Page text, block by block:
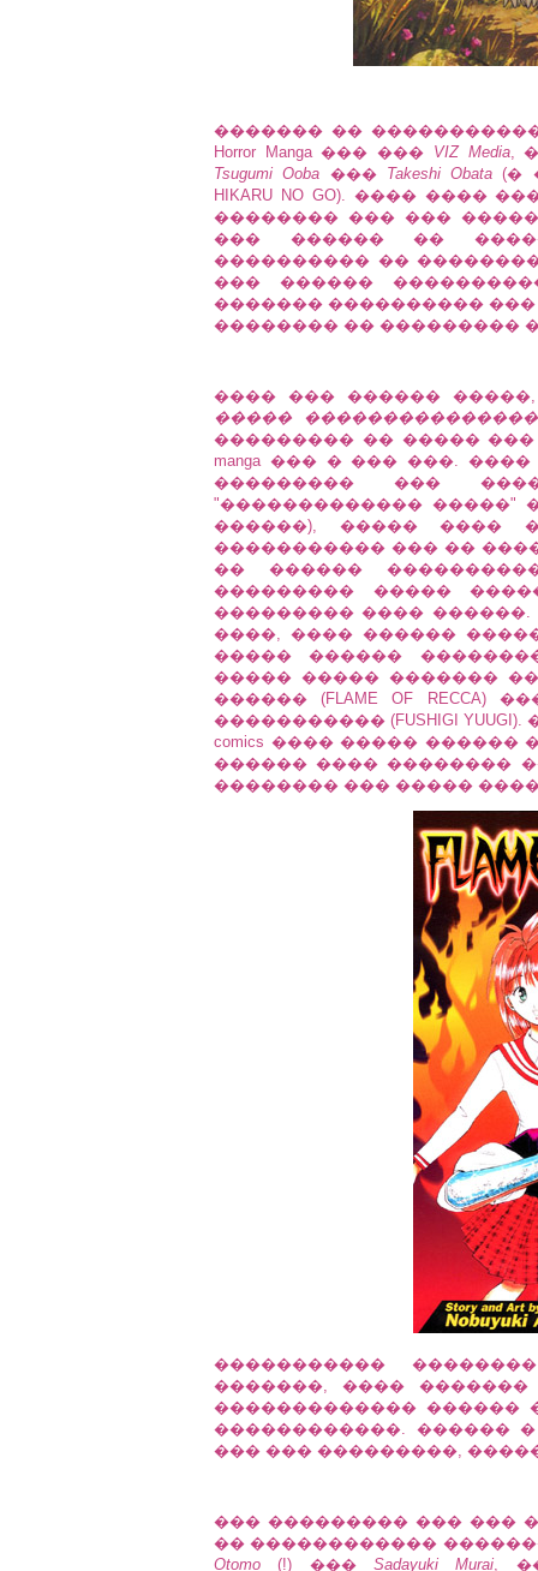
������� ��
Horror Manga ��� ��� VIZ Media,
Tsugumi Ooba ��� Takeshi Obata (�
HIKARU NO GO). ����
�������� ��� ���
��� ������ ��
���������� ��
��� ������
������� ����������
�������� �� ���������
���� ��� ������
�����
��������� �� �����
manga ��� � ��� ���.
��������� ���
"������������� �����"
������), ����� ����
����������� ��� ��
�� ������
��������� �����
��������� ���� ������.
����, ���� ������
����� ������
����� ����� �������
������ (FLAME OF
����������� (FUSHIGI
comics ���� �����
������ ���� ��������
�������� ��� �����
�����������
�������, ����
������������� ������
������������. ������
��� ��� ���������,
��� ��������� ��� ���
�� ������������
Otomo (!) ��� Sadayuki Murai,